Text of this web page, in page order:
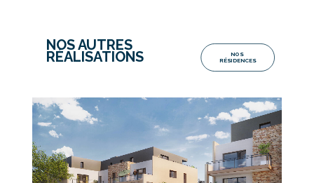
NOS AUTRES
RÉALISATIONS
NOS
RÉSIDENCES